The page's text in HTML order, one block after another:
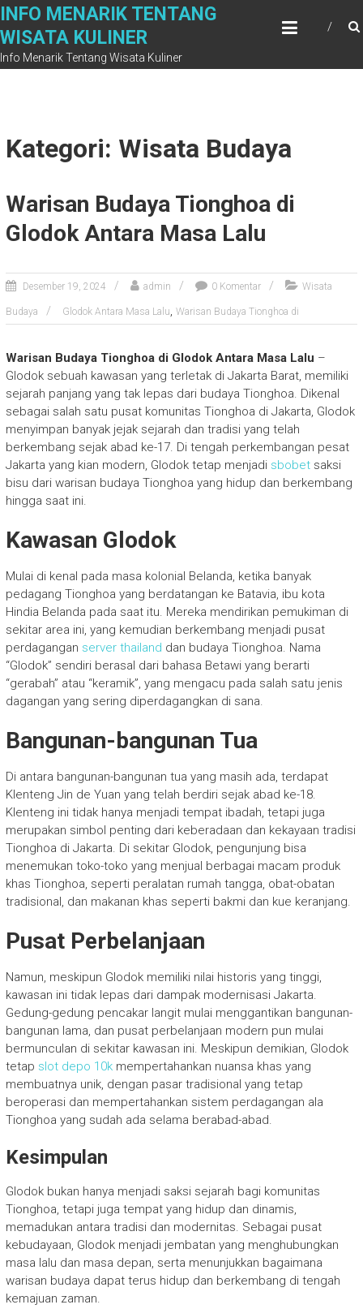
Skip
content
INFO MENARIK TENTANG
WISATA KULINER
Info Menarik Tentang Wisata Kuliner
Kategori: Wisata Budaya
Warisan Budaya Tionghoa di
Glodok Antara Masa Lalu
Desember 19, 2024 admin 0 Komentar Wisata
Budaya Glodok Antara Masa Lalu, Warisan Budaya Tionghoa di
Warisan Budaya Tionghoa di Glodok Antara Masa Lalu –
Glodok sebuah kawasan yang terletak di Jakarta Barat, memiliki
sejarah panjang yang tak lepas dari budaya Tionghoa. Dikenal
sebagai salah satu pusat komunitas Tionghoa di Jakarta, Glodok
menyimpan banyak jejak sejarah dan tradisi yang telah
berkembang sejak abad ke-17. Di tengah perkembangan pesat
Jakarta yang kian modern, Glodok tetap menjadi sbobetsaksi
bisu dari warisan budaya Tionghoa yang hidup dan berkembang
hingga saat ini.
Kawasan Glodok
Mulai di kenal pada masa kolonial Belanda, ketika banyak
pedagang Tionghoa yang berdatangan ke Batavia, ibu kota
Hindia Belanda pada saat itu. Mereka mendirikan pemukiman di
sekitar area ini, yang kemudian berkembang menjadi pusat
perdagangan server thailand dan budaya Tionghoa. Nama
“Glodok” sendiri berasal dari bahasa Betawi yang berarti
“gerabah” atau “keramik”, yang mengacu pada salah satu jenis
dagangan yang sering diperdagangkan di sana.
Bangunan-bangunan Tua
Di antara bangunan-bangunan tua yang masih ada, terdapat
Klenteng Jin de Yuan yang telah berdiri sejak abad ke-18.
Klenteng ini tidak hanya menjadi tempat ibadah, tetapi juga
merupakan simbol penting dari keberadaan dan kekayaan tradisi
Tionghoa di Jakarta. Di sekitar Glodok, pengunjung bisa
menemukan toko-toko yang menjual berbagai macam produk
khas Tionghoa, seperti peralatan rumah tangga, obat-obatan
tradisional, dan makanan khas seperti bakmi dan kue keranjang.
Pusat Perbelanjaan
Namun, meskipun Glodok memiliki nilai historis yang tinggi,
kawasan ini tidak lepas dari dampak modernisasi Jakarta.
Gedung-gedung pencakar langit mulai menggantikan bangunan-
bangunan lama, dan pusat perbelanjaan modern pun mulai
bermunculan di sekitar kawasan ini. Meskipun demikian, Glodok
tetap slot depo 10kmempertahankan nuansa khas yang
membuatnya unik, dengan pasar tradisional yang tetap
beroperasi dan mempertahankan sistem perdagangan ala
Tionghoa yang sudah ada selama berabad-abad.
Kesimpulan
Glodok bukan hanya menjadi saksi sejarah bagi komunitas
Tionghoa, tetapi juga tempat yang hidup dan dinamis,
memadukan antara tradisi dan modernitas. Sebagai pusat
kebudayaan, Glodok menjadi jembatan yang menghubungkan
masa lalu dan masa depan, serta menunjukkan bagaimana
warisan budaya dapat terus hidup dan berkembang di tengah
kemajuan zaman.